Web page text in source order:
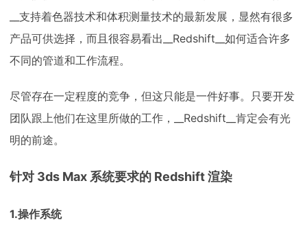
__支持着色器技术和体积测量技术的最新发展，显然有很多
产品可供选择，而且很容易看出__Redshift__如何适合许多
不同的管道和工作流程。
尽管存在一定程度的竞争，但这只能是一件好事。只要开发
团队跟上他们在这里所做的工作，__Redshift__肯定会有光
明的前途。
针对 3ds Max 系统要求的 Redshift 渲染
1.操作系统